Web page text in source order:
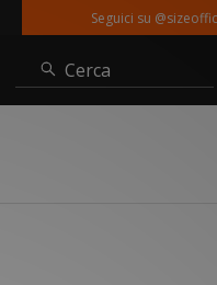
Seguici su
Cerca